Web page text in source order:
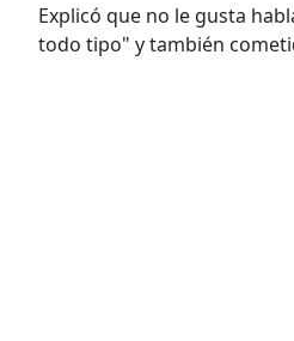
Explicó que no le gusta
todo tipo" y también